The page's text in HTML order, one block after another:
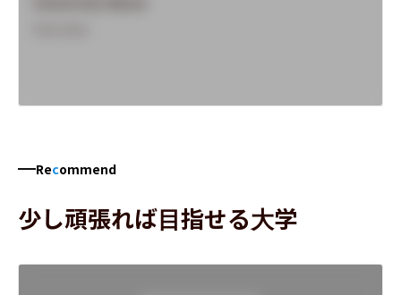
Recommend
少し頑張れば目指せる大学